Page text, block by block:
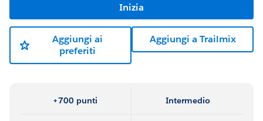
Inizia
Aggiungi ai
preferiti
Aggiungi a Trailmix
+700 punti Intermedio